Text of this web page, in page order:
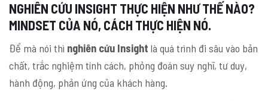
NGHIÊN CỨU INSIGHT THỰC HIỆN NHƯ THẾ NÀO?
MINDSET CỦA NÓ, CÁCH THỰC HIỆN NÓ.
Để mà nói thì nghiên cứu Insight là quá trình đi sâu vào bản
chất, trắc nghiệm tính cách, phỏng đoán suy nghĩ, tư duy,
hành động, phản ứng của khách hàng.